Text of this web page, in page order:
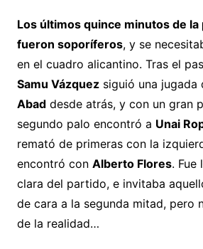
Los últimos quince minutos de
fueron soporíferos, y se
en el cuadro alicantino. Tras el
Samu Vázquezsiguió una jugada
Abaddesde atrás, y con un gran
segundo palo encontró a Unai
remató de primeras con la
encontró con Alberto Flores. Fue
clara del partido, e invitaba
de cara a la segunda mitad, pero
de la realidad…